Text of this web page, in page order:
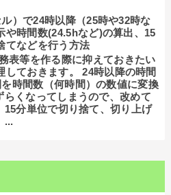
）で24時以降（25時や32時な
や時間数(24.5hなど)の算出、15
てなどを行う方法
表等を作る際に抑えておきたい
しておきます。 24時以降の時間
時間数（何時間）の数値に変換
くなってしまうので、改めて
分単位で切り捨て、切り上げ
...